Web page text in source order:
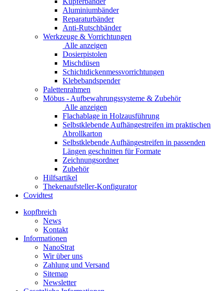
Aluminiumbänder
Reparaturbänder
Anti-Rutschbänder
Werkzeuge & Vorrichtungen
Alle anzeigen
Dosierpistolen
Mischdüsen
Schichtdickenmessvorrichtungen
Klebebandspender
Palettenrahmen
Möbus - Aufbewahrungssysteme & Zubehör
Alle anzeigen
Flachablage in Holzausführung
Selbstklebende Aufhängestreifen im praktischen
Abrollkarton
Selbstklebende Aufhängestreifen in passenden
Längen geschnitten für Formate
Zeichnungsordner
Zubehör
Hilfsartikel
Thekenaufsteller-Konfigurator
Covidtest
kopfbreich
News
Kontakt
Informationen
NanoStrat
Wir über uns
Zahlung und Versand
Sitemap
Newsletter